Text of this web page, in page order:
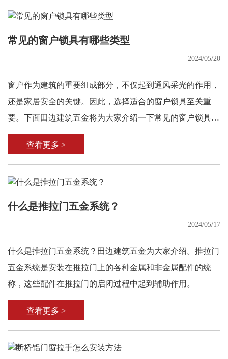
常见的窗户锁具有哪些类型
2024/05/20
窗户作为建筑的重要组成部分，不仅起到通风采光的作用，
还是家居安全的关键。因此，选择适合的窗户锁具至关重
要。下面田边建筑五金将为大家介绍一下常见的窗户锁具有
哪些类型。
查看更多 >
什么是推拉门五金系统？
2024/05/17
什么是推拉门五金系统？田边建筑五金为大家介绍。推拉门
五金系统是安装在推拉门上的各种金属和非金属配件的统
称，这些配件在推拉门的启闭过程中起到辅助作用。
查看更多 >